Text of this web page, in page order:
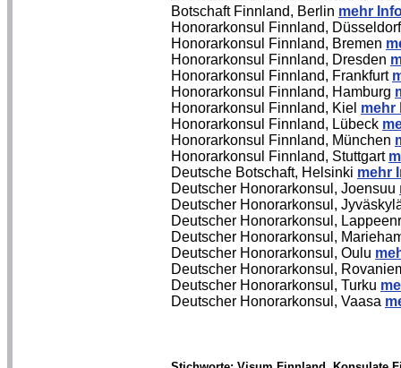
Botschaft Finnland, Berlin mehr
Honorarkonsul Finnland,
Honorarkonsul Finnland, Bremen
Honorarkonsul Finnland, Dresden
Honorarkonsul Finnland, Frankfurt
Honorarkonsul Finnland, Hamburg
Honorarkonsul Finnland, Kiel mehr
Honorarkonsul Finnland, Lübeck
Honorarkonsul Finnland, München
Honorarkonsul Finnland, Stuttgart
Deutsche Botschaft, Helsinki mehr
Deutscher Honorarkonsul, Joensuu
Deutscher Honorarkonsul,
Deutscher Honorarkonsul,
Deutscher Honorarkonsul,
Deutscher Honorarkonsul, Oulu
Deutscher Honorarkonsul,
Deutscher Honorarkonsul, Turku
Deutscher Honorarkonsul, Vaasa